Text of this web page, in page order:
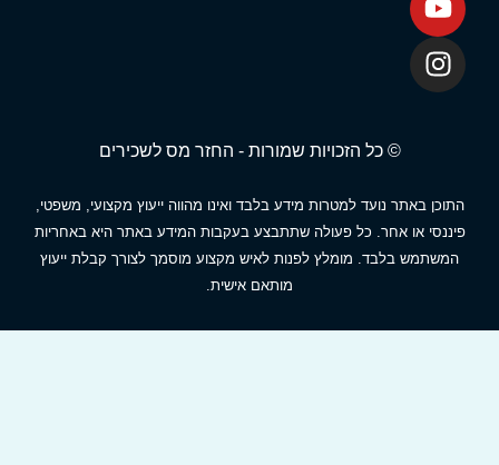
© כל הזכויות שמורות - החזר מס לשכירים
באתר נועד למטרות מידע בלבד ואינו מהווה ייעוץ מקצועי, משפטי,
או אחר. כל פעולה שתתבצע בעקבות המידע באתר היא באחריות
המשתמש בלבד. מומלץ לפנות לאיש מקצוע מוסמך לצורך קבלת ייעוץ
מותאם אישית.